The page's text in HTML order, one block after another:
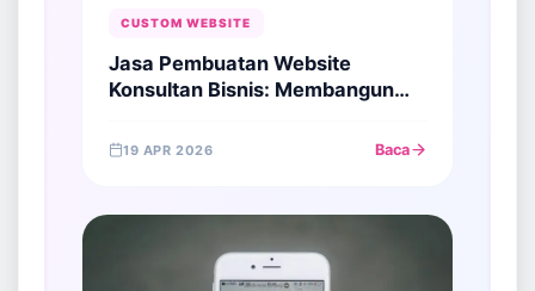
CUSTOM WEBSITE
Jasa Pembuatan Website
Konsultan Bisnis: Membangun
Strategis
19 APR 2026 Baca